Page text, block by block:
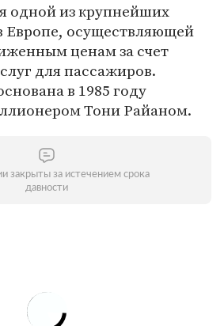
одной из крупнейших
Европе, осуществляющей
ценам за счет
для пассажиров.
в 1985 году
Тони Райаном.
закрыты за истечением срока
давности